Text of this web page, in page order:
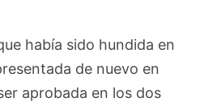
había sido hundida en
de nuevo en
aprobada en los dos